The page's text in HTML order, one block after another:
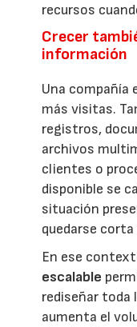
recursos
Crecer
información
Una compañía
más visitas.
registros,
archivos
clientes o
disponible se
situación
quedarse
En ese
escalable
rediseñar toda
aumenta el